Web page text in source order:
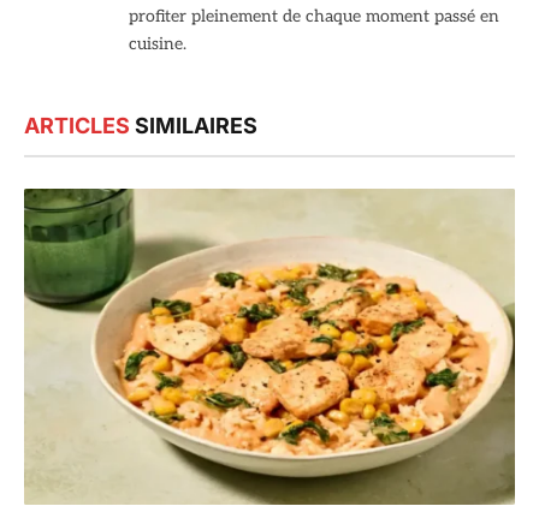
profiter pleinement de chaque moment passé en
cuisine.
ARTICLES SIMILAIRES